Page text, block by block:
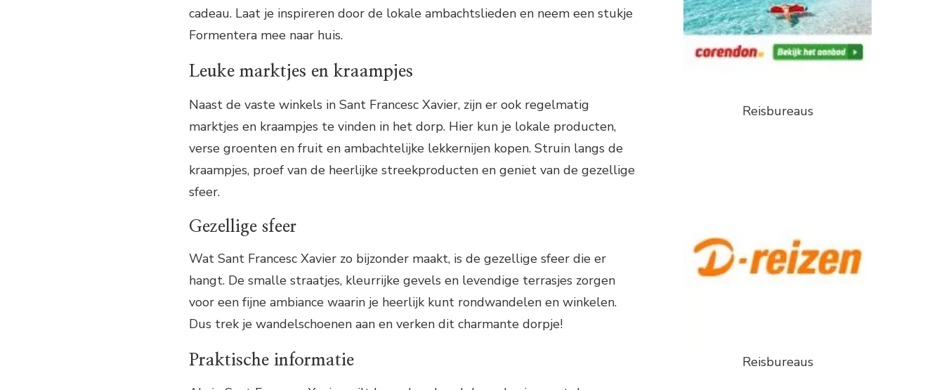
cadeau. Laat je inspireren door de lokale ambachtslieden en neem een stukje
Formentera mee naar huis.
Leuke marktjes en kraampjes
Naast de vaste winkels in Sant Francesc Xavier, zijn er ook regelmatig
marktjes en kraampjes te vinden in het dorp. Hier kun je lokale producten,
verse groenten en fruit en ambachtelijke lekkernijen kopen. Struin langs de
kraampjes, proef van de heerlijke streekproducten en geniet van de gezellige
sfeer.
Gezellige sfeer
Wat Sant Francesc Xavier zo bijzonder maakt, is de gezellige sfeer die er
hangt. De smalle straatjes, kleurrijke gevels en levendige terrasjes zorgen
voor een fijne ambiance waarin je heerlijk kunt rondwandelen en winkelen.
Dus trek je wandelschoenen aan en verken dit charmante dorpje!
Praktische informatie
Reisbureaus
Reisbureaus